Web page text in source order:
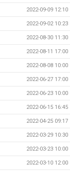
2022-09-09 12:10
2022-09-02 10:23
2022-08-30 11:30
2022-08-11 17:00
2022-08-08 10:00
2022-06-27 17:00
2022-06-23 10:00
2022-06-15 16:45
2022-04-25 09:17
2022-03-29 10:30
2022-03-23 10:00
2022-03-10 12:00